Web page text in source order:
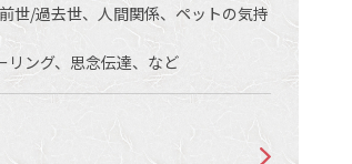
世/過去世、人間関係、ペットの気持
リング、思念伝達、など